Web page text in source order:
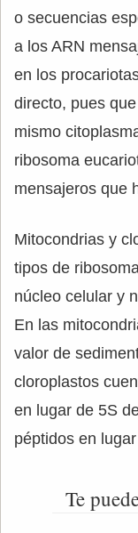
o secuencias
a los ARN
en los
directo, pues
mismo
ribosoma
mensajeros que
Mitocondrias y
tipos de
núcleo celular y
En las
valor de
cloroplastos
en lugar de 5S
péptidos en
Te